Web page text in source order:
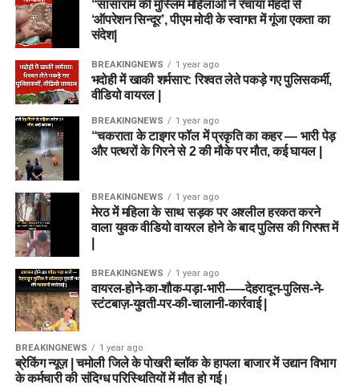
BANK JOB APPLY ONLINE
BANK JOBS
FEDERAL BANK JOB
JOBS
UP NEXT
यूपी पुलिस भर्ती 2026: 12वीं पास से ग्रेजुएट तक मौका, उम्र सीमा
और योग्यता यहां देखें
NBEMS Exam Calendar 2026: कब होंगी मेडिकल परीक्षाएं?
NEET PG-MDS पर क्या कहा बोर्ड ने
“सासाराम की मुस्लिम महिलाओं ने रचाया मेहंदी से
‘ऑपरेशन सिन्दूर’, पीएम मोदी के स्वागत में गूंजा एकता का
संदेश|
BREAKINGNEWS 1 year ago
भदोही में खाकी शर्मसार: रिश्वत लेते पकड़े गए पुलिसकर्मी,
वीडियो वायरल |
BREAKINGNEWS 1 year ago
“चकराता के टाइगर फॉल में प्रकृति का कहर — भारी पेड़
और पत्थरों के गिरने से 2 की मौके पर मौत, कई घायल |
BREAKINGNEWS 1 year ago
मेरठ में महिला के साथ सड़क पर अश्लील हरकत करने
वाला युवक वीडियो वायरल होने के बाद पुलिस की गिरफ्त में
BREAKINGNEWS 1 year ago
वायरल-होने-का-शौक-पड़ा-भारी-—-देहरादून-पुलिस-ने-
स्टंटबाज़-युवती-पर-की-चालानी-कार्रवाई |
BREAKINGNEWS 1 year ago
ब्रेकिंग न्यूज़ | चमोली जिले के पोखरी ब्लॉक के हापला बाजार में उद्यान विभाग
के कर्मचारी की संदिग्ध परिस्थितियों में मौत हो गई।